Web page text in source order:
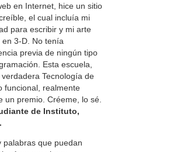
en Internet, hice un sitio
el cual incluía mi
para escribir y mi arte
en 3-D. No tenía
previa de ningún tipo
Esta escuela,
Tecnología de
funcional, realmente
un premio. Créeme, lo sé.
de Instituto,
palabras que puedan